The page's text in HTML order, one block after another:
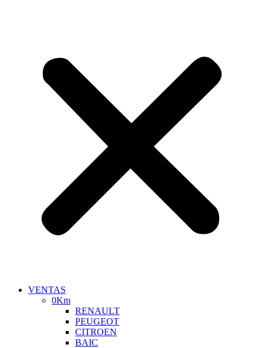
VENTAS
0Km
RENAULT
PEUGEOT
CITROEN
BAIC